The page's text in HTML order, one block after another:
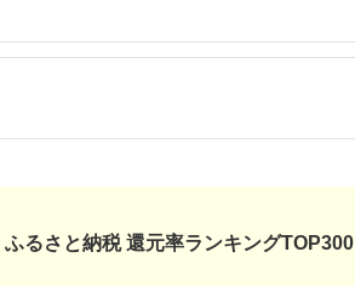
ふるさと納税 還元率ランキングTOP300